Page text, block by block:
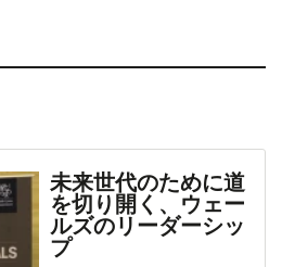
未来世代のために道
を切り開く、ウェー
ルズのリーダーシッ
プ